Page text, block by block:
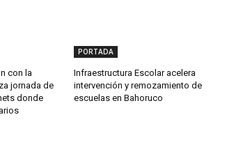
con la
jornada de
donde
PORTADA
Infraestructura Escolar acelera
intervención y remozamiento de
escuelas en Bahoruco